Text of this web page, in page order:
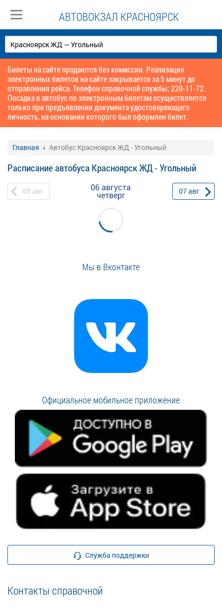
АВТОВОКЗАЛ КРАСНОЯРСК
Билеты на сайте продаются без комиссии. Реализация
электронных билетов на сайте закрывается за 5 минут до
отправления рейса. Телефон справочной службы: 220-11-72.
Посадка в автобус по электронным билетам осуществляется
только при предъявлении документа удостоверяющего
личность, на основании которого был оформлен билет.
Главная Автобус Красноярск ЖД - Угольный
Расписание автобуса Красноярск ЖД - Угольный
05 авг 06 августа
четверг 07авг
Мы в Вконтакте
Официальное мобильное приложение
Служба поддержки
Контакты справочной